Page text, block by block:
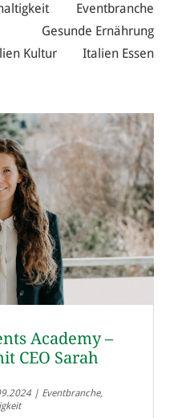
Eventbranche
Gesunde Ernährung
Kultur Italien Essen
Academy –
CEO Sarah
| Eventbranche,